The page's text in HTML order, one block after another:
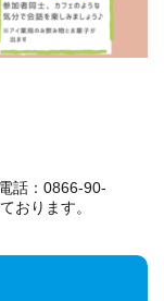
話：0866-90-
おります。